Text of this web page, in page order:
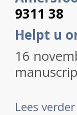
9311 38
Helpt u
16
Lees